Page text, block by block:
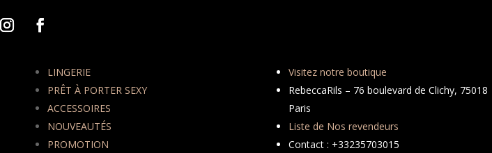
LINGERIE
PRÊT À PORTER SEXY
ACCESSOIRES
NOUVEAUTÉS
PROMOTION
Visitez notre boutique
RebeccaRils – 76 boulevard de Clichy, 75018
Paris
Liste de Nos revendeurs
Contact : +33235703015